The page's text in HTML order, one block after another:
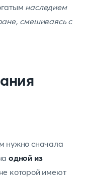
наследием
смешиваясь с
нужно сначала
одной из
которой имеют